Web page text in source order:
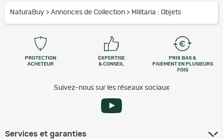
NaturaBuy > Annonces de Collection > Militaria : Objets
PROTECTION
ACHETEUR
EXPERTISE
& CONSEIL
PRIX BAS &
PAIEMENT EN PLUSIEURS
FOIS
Suivez-nous sur les réseaux sociaux
Services et garanties